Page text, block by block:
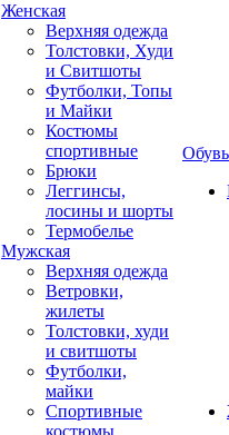
Женская
Верхняя одежда
Толстовки, Худи
и Свитшоты
Футболки, Топы
и Майки
Костюмы
спортивные
Брюки
Леггинсы,
лосины и шорты
Термобелье
Мужская
Верхняя одежда
Ветровки,
жилеты
Толстовки, худи
и свитшоты
Футболки,
майки
Спортивные
костюмы
Обувь